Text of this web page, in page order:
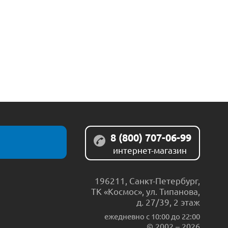
8 (800) 707-06-99
интернет-магазин
196211 Санкт-Петербург,
ТК «Космос», ул. Типанова,
д. 27/39, 2 этаж
ежедневно c 10:00 до 22:00
© 2002 – 2026